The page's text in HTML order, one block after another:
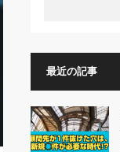
最近の記事